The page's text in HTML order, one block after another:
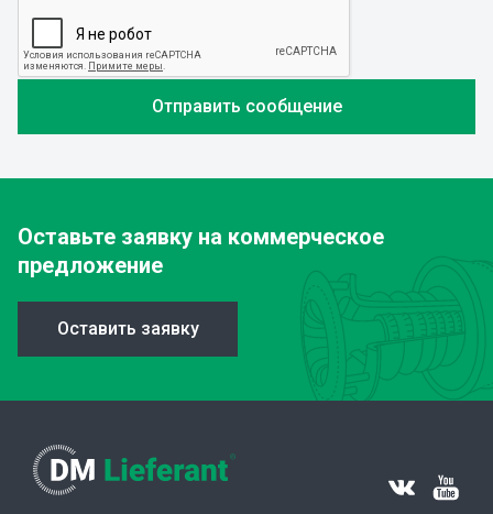
Оставьте заявку на коммерческое
предложение
Оставить заявку